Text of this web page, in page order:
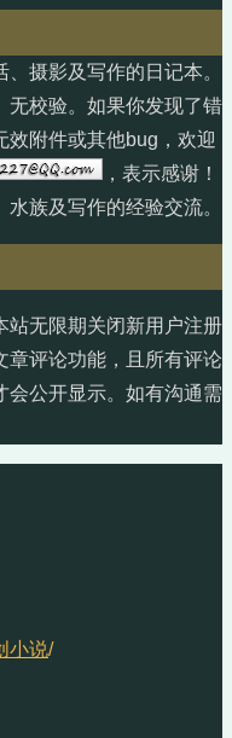
摄影及写作的日记本。
无校验。如果你发现了错
效附件或其他bug，欢迎
，表示感谢！
族及写作的经验交流。
站无限期关闭新用户注册
章评论功能，且所有评论
会公开显示。如有沟通需
小说/